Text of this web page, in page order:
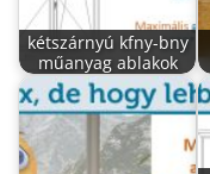
kétszárnyú kfny-bny
műanyag ablakok